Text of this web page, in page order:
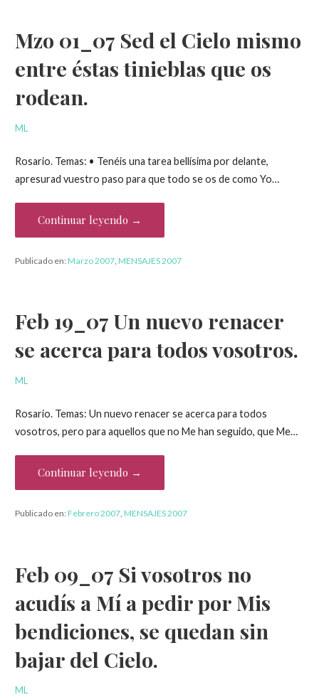
Mzo 01_07 Sed el Cielo mismo
entre éstas tinieblas que os
rodean.
ML
Rosario. Temas: • Tenéis una tarea bellísima por delante,
apresurad vuestro paso para que todo se os de como Yo…
Continuar leyendo →
Publicado en:Marzo 2007, MENSAJES 2007
Feb 19_07 Un nuevo renacer
se acerca para todos vosotros.
ML
Rosario. Temas: Un nuevo renacer se acerca para todos
vosotros, pero para aquellos que no Me han seguido, que Me…
Continuar leyendo →
Publicado en:Febrero 2007, MENSAJES 2007
Feb 09_07 Si vosotros no
acudís a Mí a pedir por Mis
bendiciones, se quedan sin
bajar del Cielo.
ML